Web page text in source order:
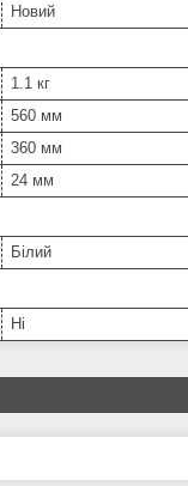
Новий
1.1 кг
560 мм
360 мм
24 мм
Білий
Ні